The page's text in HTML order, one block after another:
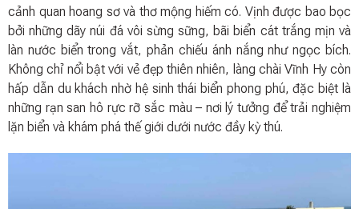
cảnh quan hoang sơ và thơ mộng hiếm có. Vịnh được bao bọc
bởi những dãy núi đá vôi sừng sững, bãi biển cát trắng mịn và
làn nước biển trong vắt, phản chiếu ánh nắng như ngọc bích.
Không chỉ nổi bật với vẻ đẹp thiên nhiên, làng chài Vĩnh Hy còn
hấp dẫn du khách nhờ hệ sinh thái biển phong phú, đặc biệt là
những rạn san hô rực rỡ sắc màu – nơi lý tưởng để trải nghiệm
lặn biển và khám phá thế giới dưới nước đầy kỳ thú.